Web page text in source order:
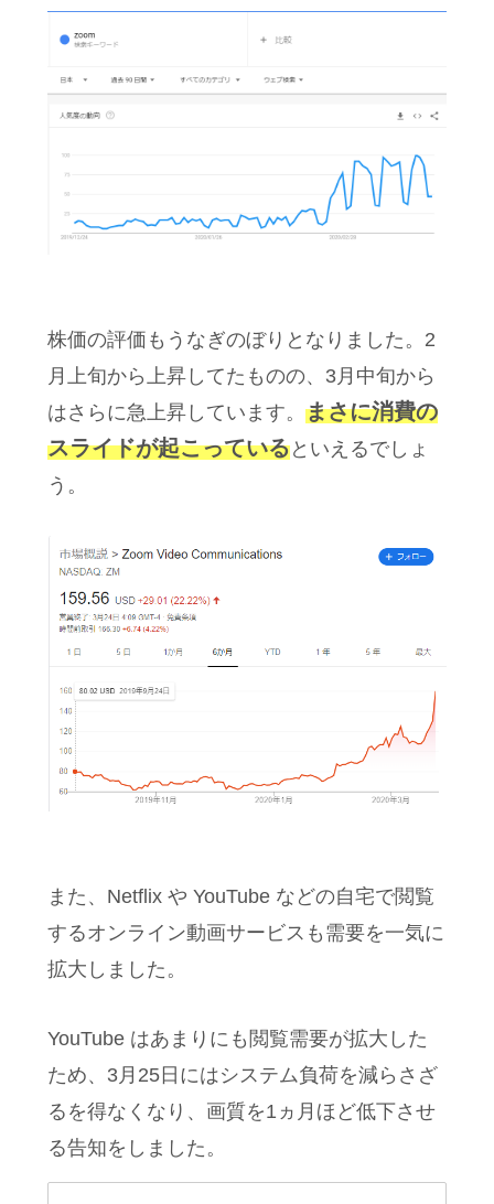
株価の評価もうなぎのぼりとなりました。2
月上旬から上昇してたものの、3月中旬から
はさらに急上昇しています。 まさに消費の
スライドが起こっているといえるでしょ
う。
また、Netflix や YouTube などの自宅で閲覧
するオンライン動画サービスも需要を一気に
拡大しました。
YouTube はあまりにも閲覧需要が拡大した
ため、3月25日にはシステム負荷を減らさざ
るを得なくなり、画質を1ヵ月ほど低下させ
る告知をしました。